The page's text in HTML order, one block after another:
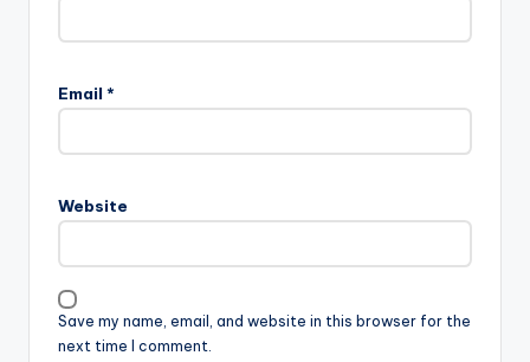
Email *
Website
Save my name, email, and website in this browser for the
next time I comment.